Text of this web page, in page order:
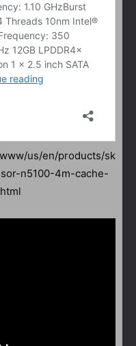
us/en/products/sk
n5100-4m-cache-